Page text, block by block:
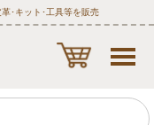
･キット･工具等を販売